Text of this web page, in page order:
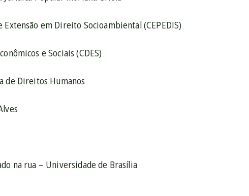
Extensão em Direito Socioambiental (CEPEDIS)
e Sociais (CDES)
de Direitos Humanos
na rua – Universidade de Brasília